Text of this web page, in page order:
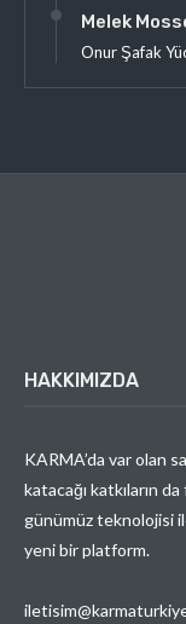
Melek
Onur Şafak
HAKKIMIZDA
KARMA’da var olan
katacağı katkıların
günümüz teknolojisi
yeni bir platform.